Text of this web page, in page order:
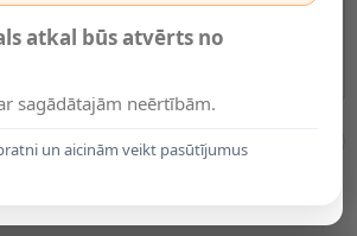
atkal būs atvērts no
sagādātajām neērtībām.
un aicinām veikt pasūtījumus